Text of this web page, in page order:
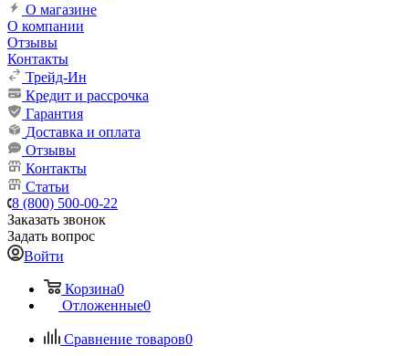
О магазине
О компании
Отзывы
Контакты
Трейд-Ин
Кредит и рассрочка
Гарантия
Доставка и оплата
Отзывы
Контакты
Статьи
8 (800) 500-00-22
Заказать звонок
Задать вопрос
Войти
Корзина0
Отложенные0
Сравнение товаров0